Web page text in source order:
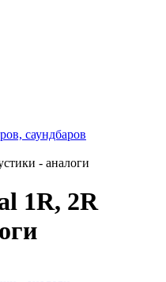
саундбаров
- аналоги
1R, 2R